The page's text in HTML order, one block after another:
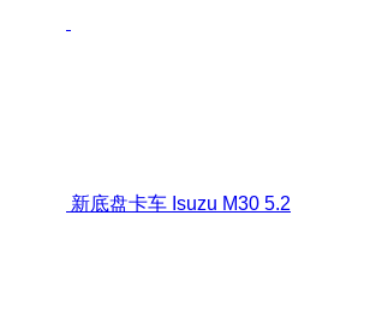
新底盘卡车 Isuzu M30 5.2